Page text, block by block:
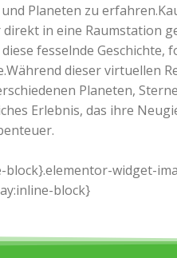
Planeten zu
in eine Raumstation
fesselnde Geschichte,
dieser virtuellen
Planeten,
Erlebnis, das ihre
widget-
block}